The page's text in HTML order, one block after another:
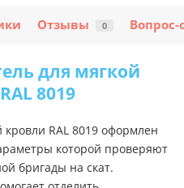
Отзывы 0 Вопрос-
для мягкой
8019
кровли RAL 8019 оформлен
которой проверяют
бригады на скат.